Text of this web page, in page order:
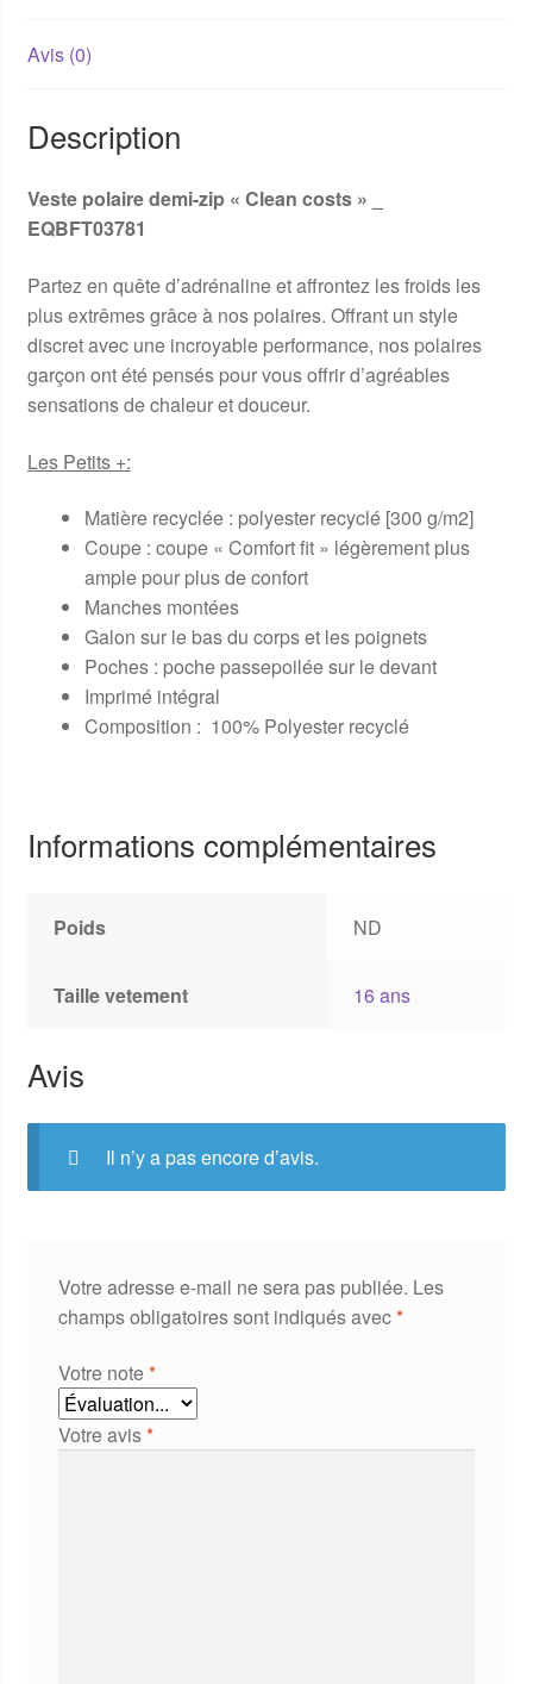
Avis (0)
Description
Veste polaire demi-zip « Clean costs » _
EQBFT03781
Partez en quête d’adrénaline et affrontez les froids les
plus extrêmes grâce à nos polaires. Offrant un style
discret avec une incroyable performance, nos polaires
garçon ont été pensés pour vous offrir d’agréables
sensations de chaleur et douceur.
Les Petits +:
Matière recyclée : polyester recyclé [300 g/m2]
Coupe : coupe « Comfort fit » légèrement plus
ample pour plus de confort
Manches montées
Galon sur le bas du corps et les poignets
Poches : poche passepoilée sur le devant
Imprimé intégral
Composition : 100% Polyester recyclé
Informations complémentaires
Poids ND
Taille vetement 16 ans
Avis
Il n’y a pas encore d’avis.
Votre adresse e-mail ne sera pas publiée. Les
champs obligatoires sont indiqués avec*
Votre note*
Votre avis*